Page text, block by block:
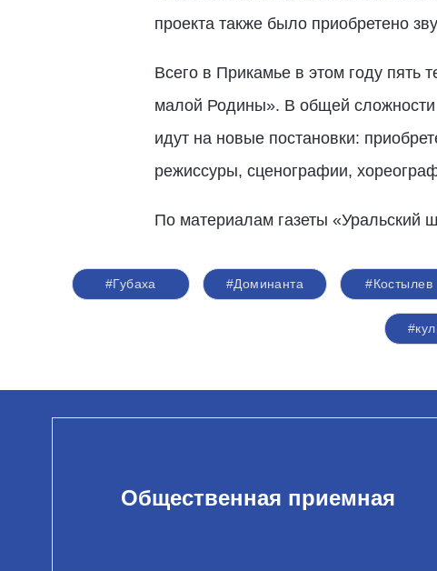
проекта также было приобретено
Всего в Прикамье в этом году пять
малой Родины». В общей
идут на новые постановки:
режиссуры, сценографии,
По материалам газеты «Уральский
#Губаха #Доминанта #Костылев
Общественная приемная